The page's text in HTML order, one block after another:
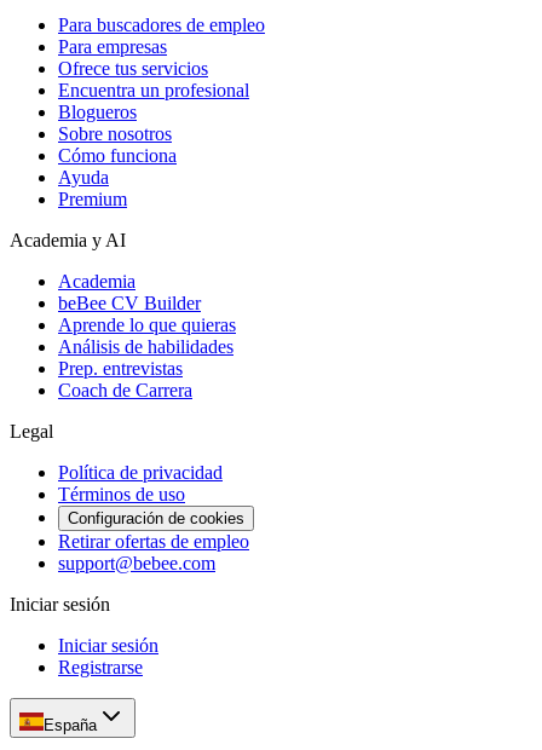
Para buscadores de empleo
Para empresas
Ofrece tus servicios
Encuentra un profesional
Blogueros
Sobre nosotros
Cómo funciona
Ayuda
Premium
Academia y AI
Academia
beBee CV Builder
Aprende lo que quieras
Análisis de habilidades
Prep. entrevistas
Coach de Carrera
Legal
Política de privacidad
Términos de uso
Configuración de cookies
Retirar ofertas de empleo
support@bebee.com
Iniciar sesión
Iniciar sesión
Registrarse
España